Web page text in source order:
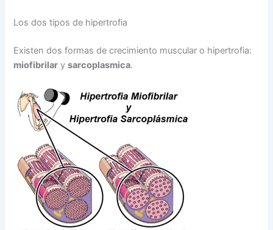
Los dos tipos de hipertrofia
Existen dos formas de crecimiento muscular o hipertrofia:
miofibrilar ysarcoplasmica.